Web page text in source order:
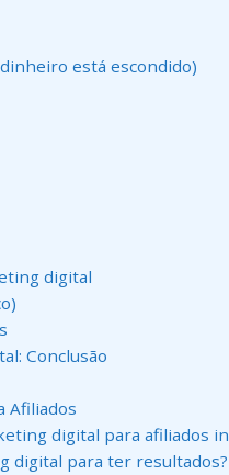
está escondido)
digital
Conclusão
Afiliados
digital para afiliados
digital para ter resultados?